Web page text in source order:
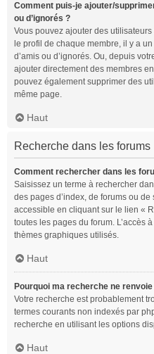
Comment puis-je ajouter/
ou d’ignorés ?
Vous pouvez ajouter des
le profil de chaque membre, il y a
d’amis ou d’ignorés. Ou, depuis
ajouter directement des membres
pouvez également supprimer des
même page.
Haut
Recherche dans les forums
Comment rechercher dans les
Saisissez un terme à rechercher
des pages d’index, de forums ou
accessible en cliquant sur le lien «
toutes les pages du forum. L’accès
thèmes graphiques utilisés.
Haut
Pourquoi ma recherche ne
Votre recherche est probablement
termes courants non indexés par
recherche en utilisant les options
Haut